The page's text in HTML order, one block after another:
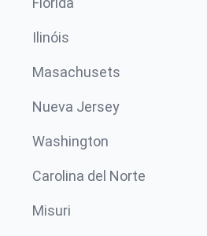
Ilinóis
Masachusets
Nueva Jersey
Washington
Carolina del Norte
Misuri